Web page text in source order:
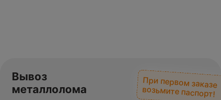
Вывоз
металлолома
При первом заказе
возьмите паспорт!